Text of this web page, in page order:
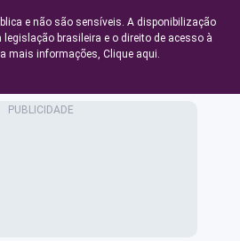
e não são sensíveis. A disponibilização
brasileira e o direito de acesso à
mais informações, Clique aqui.